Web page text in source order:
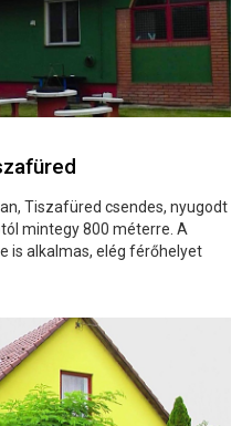
Tiszafüred csendes, nyugodt
mintegy 800 méterre. A
is alkalmas, elég férőhelyet